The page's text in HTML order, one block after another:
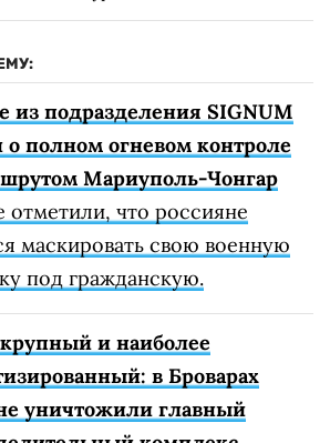
из подразделения SIGNUM
о полном огневом контроле
Мариуполь-Чонгар
отметили, что россияне
маскировать свою военную
под гражданскую.
и наиболее
в Броварах
уничтожили главный